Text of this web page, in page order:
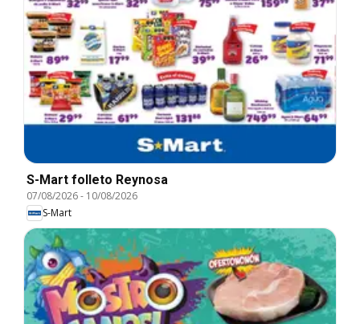
S-Mart folleto Reynosa
07/08/2026- 10/08/2026
S-Mart